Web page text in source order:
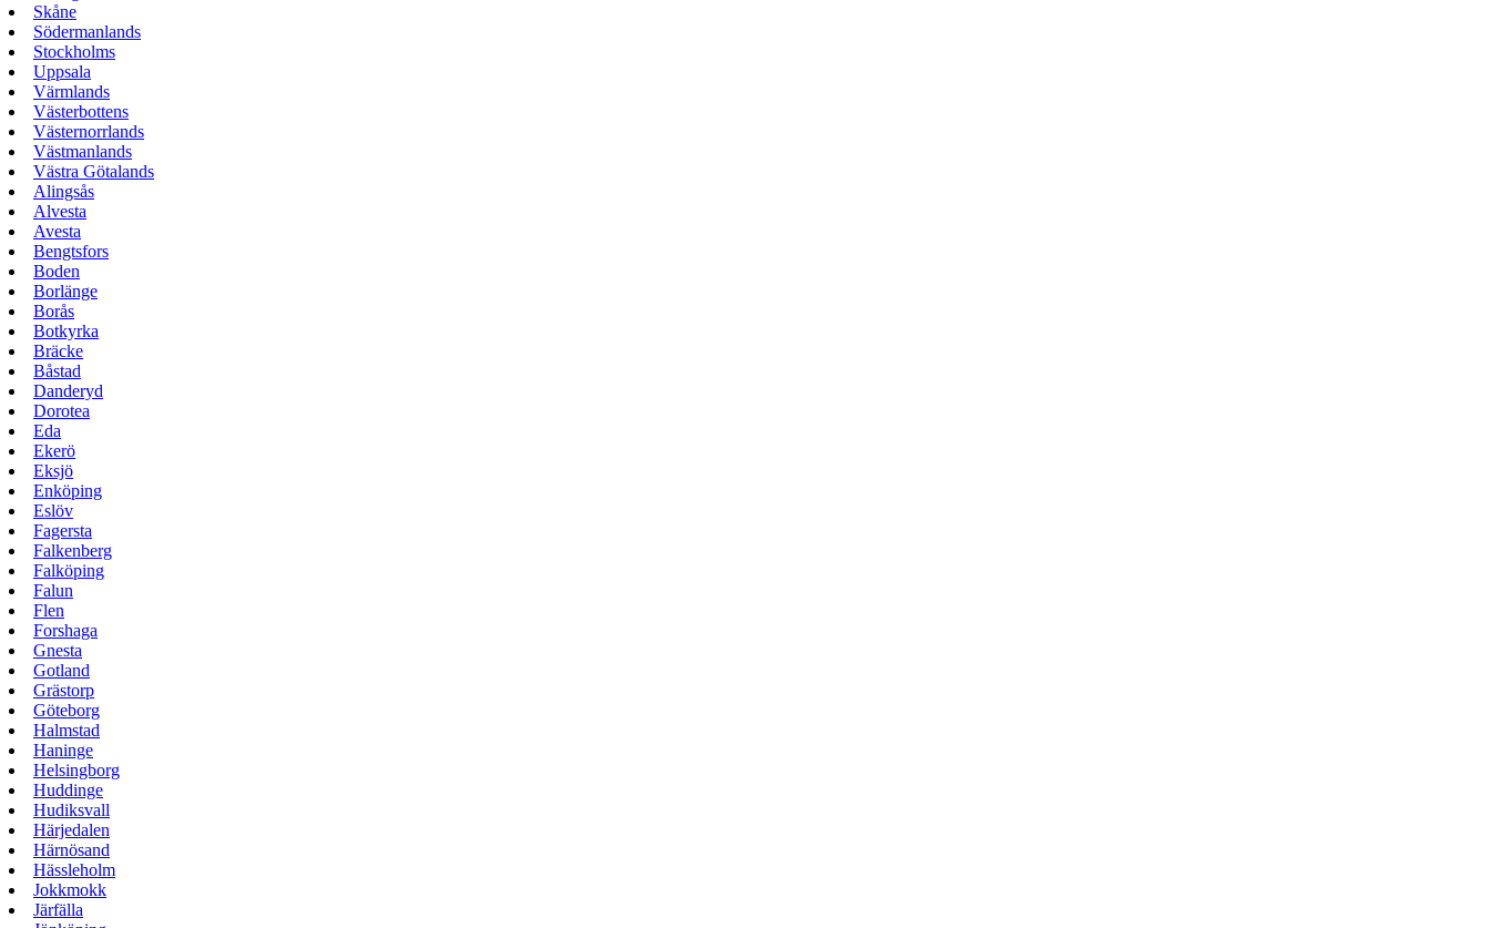
Skåne
Södermanlands
Stockholms
Uppsala
Värmlands
Västerbottens
Västernorrlands
Västmanlands
Västra Götalands
Alingsås
Alvesta
Avesta
Bengtsfors
Boden
Borlänge
Borås
Botkyrka
Bräcke
Båstad
Danderyd
Dorotea
Eda
Ekerö
Eksjö
Enköping
Eslöv
Fagersta
Falkenberg
Falköping
Falun
Flen
Forshaga
Gnesta
Gotland
Grästorp
Göteborg
Halmstad
Haninge
Helsingborg
Huddinge
Hudiksvall
Härjedalen
Härnösand
Hässleholm
Jokkmokk
Järfälla